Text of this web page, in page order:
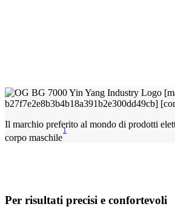
Il marchio preferito al mondo di prodotti
corpo maschile
1
Per risultati precisi e confortevoli